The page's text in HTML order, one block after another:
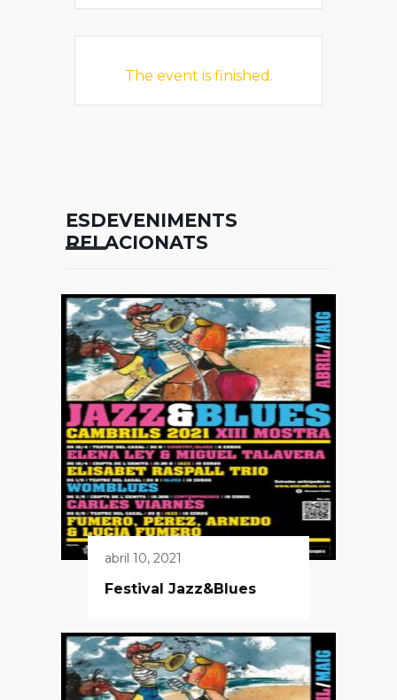
The event is finished.
ESDEVENIMENTS
RELACIONATS
abril 10, 2021
Festival Jazz&Blues